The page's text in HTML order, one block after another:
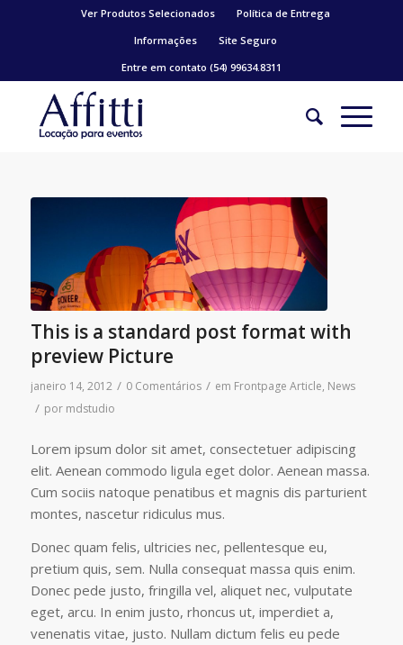
Ver Produtos Selecionados
Política de Entrega
Informações
Site Seguro
Entre em contato (54) 99634.8311
This is a standard post format with
preview Picture
janeiro 14, 2012 / 0 Comentários / em Frontpage Article, News
/ por mdstudio
Lorem ipsum dolor sit amet, consectetuer adipiscing
elit. Aenean commodo ligula eget dolor. Aenean massa.
Cum sociis natoque penatibus et magnis dis parturient
montes, nascetur ridiculus mus.
Donec quam felis, ultricies nec, pellentesque eu,
pretium quis, sem. Nulla consequat massa quis enim.
Donec pede justo, fringilla vel, aliquet nec, vulputate
eget, arcu. In enim justo, rhoncus ut, imperdiet a,
venenatis vitae, justo. Nullam dictum felis eu pede